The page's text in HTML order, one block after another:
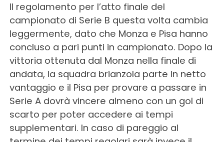
Il regolamento per l’atto finale del
campionato di Serie B questa volta cambia
leggermente, dato che Monza e Pisa hanno
concluso a pari punti in campionato. Dopo la
vittoria ottenuta dal Monza nella finale di
andata, la squadra brianzola parte in netto
vantaggio e il Pisa per provare a passare in
Serie A dovrà vincere almeno con un gol di
scarto per poter accedere ai tempi
supplementari. In caso di pareggio al